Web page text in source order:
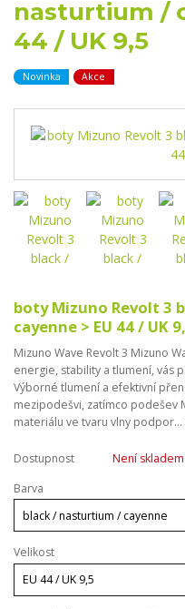
nasturtium /
44 / UK 9,5
Novinka Akce
boty Mizuno Revolt 3
cayenne > EU 44 / UK
Mizuno Wave Revolt 3 Mizuno
energie, stability a tlumení, vás
Výborné tlumení a efektivní
mezipodešvi, zatímco podešev
materiálu ve tvaru vlny podpor...
Dostupnost
Není skladem
Barva
Velikost